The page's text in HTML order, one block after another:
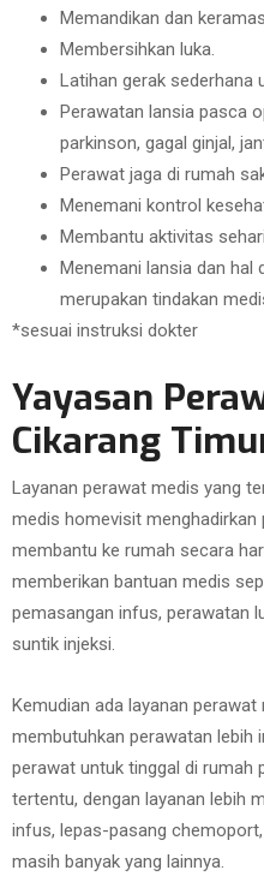
Memandikan dan
Membersihkan luka.
Latihan gerak sederhana
Perawatan lansia pasca
parkinson, gagal ginjal,
Perawat jaga di rumah
Menemani kontrol
Membantu aktivitas
Menemani lansia dan hal
merupakan tindakan
*sesuai instruksi dokter
Yayasan
Cikarang
Layanan perawat medis yang
medis homevisit
membantu ke rumah secara
memberikan bantuan medis
pemasangan infus, perawatan
suntik injeksi.
Kemudian ada layanan
membutuhkan perawatan lebih
perawat untuk tinggal di rumah
tertentu, dengan layanan lebih
infus, lepas-pasang
masih banyak yang lainnya.